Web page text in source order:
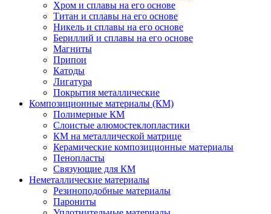
Хром и сплавы на его основе
Титан и сплавы на его основе
Никель и сплавы на его основе
Бериллий и сплавы на его основе
Магниты
Припои
Катоды
Лигатура
Покрытия металлические
Композиционные материалы (КМ)
Полимерные КМ
Слоистые алюмостеклопластики
КМ на металлической матрице
Керамические композиционные материалы
Пенопласты
Связующие для КМ
Неметаллические материалы
Резиноподобные материалы
Парониты